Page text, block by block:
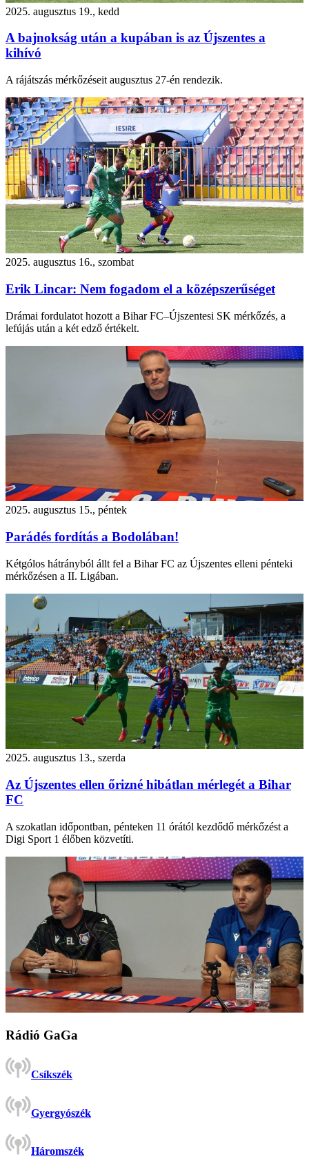
2025. augusztus 19., kedd
A bajnokság után a kupában is az Újszentes a
kihívó
A rájátszás mérkőzéseit augusztus 27-én rendezik.
2025. augusztus 16., szombat
Erik Lincar: Nem fogadom el a középszerűséget
Drámai fordulatot hozott a Bihar FC–Újszentesi SK mérkőzés, a
lefújás után a két edző értékelt.
2025. augusztus 15., péntek
Parádés fordítás a Bodolában!
Kétgólos hátrányból állt fel a Bihar FC az Újszentes elleni pénteki
mérkőzésen a II. Ligában.
2025. augusztus 13., szerda
Az Újszentes ellen őrizné hibátlan mérlegét a Bihar
FC
A szokatlan időpontban, pénteken 11 órától kezdődő mérkőzést a
Digi Sport 1 élőben közvetíti.
Rádió GaGa
Csíkszék
Gyergyószék
Háromszék